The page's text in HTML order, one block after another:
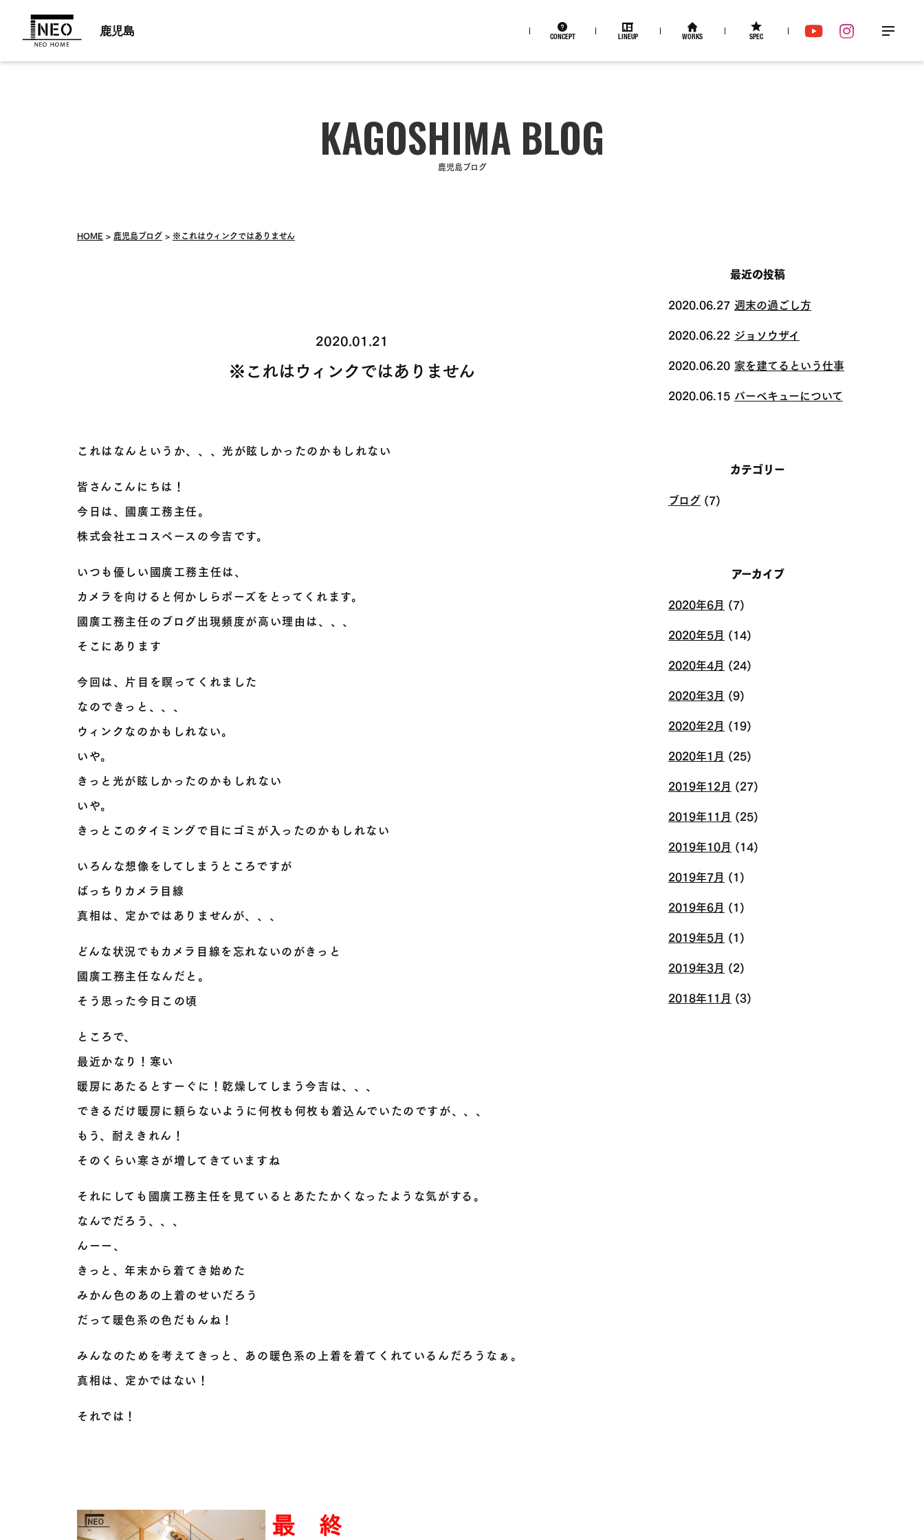
鹿児島
CONCEPT LINEUP WORKS SPEC
YouTubeInstagram
ニュー
鹿児島ブログ
HOME 鹿児島ブログ ※これはウィンクではありません
2020.01.21
※これはウィンクではありません
これはなんというか、、、光が眩しかったのかもしれない
皆さんこんにちは！
今日は、國廣工務主任。
株式会社エコスペースの今吉です。
いつも優しい國廣工務主任は、
カメラを向けると何かしらポーズをとってくれます。
國廣工務主任のブログ出現頻度が高い理由は、、、
そこにあります
今回は、片目を瞑ってくれました
なのできっと、、、
ウィンクなのかもしれない。
いや。
きっと光が眩しかったのかもしれない
いや。
きっとこのタイミングで目にゴミが入ったのかもしれない
いろんな想像をしてしまうところですが
ばっちりカメラ目線
真相は、定かではありませんが、、、
どんな状況でもカメラ目線を忘れないのがきっと
國廣工務主任なんだと。
そう思った今日この頃
ところで、
最近かなり！寒い
暖房にあたるとすーぐに！乾燥してしまう今吉は、、、
できるだけ暖房に頼らないように何枚も何枚も着込んでいたのですが、、、
もう、耐えきれん！
そのくらい寒さが増してきていますね
それにしても國廣工務主任を見ているとあたたかくなったような気がする。
なんでだろう、、、
んーー、
きっと、年末から着てき始めた
みかん色のあの上着のせいだろう
だって暖色系の色だもんね！
みんなのためを考えてきっと、あの暖色系の上着を着てくれているんだろうなぁ。
真相は、定かではない！
それでは！
最近の投稿
2020.06.27 週末の過ごし方
2020.06.22 ジョソウザイ
2020.06.20 家を建てるという仕事
2020.06.15 バーベキューについて
カテゴリー
ブログ (7)
アーカイブ
2020年6月 (7)
2020年5月 (14)
2020年4月 (24)
2020年3月 (9)
2020年2月 (19)
2020年1月 (25)
2019年12月 (27)
2019年11月 (25)
2019年10月 (14)
2019年7月 (1)
2019年6月 (1)
2019年5月 (1)
2019年3月 (2)
2018年11月 (3)